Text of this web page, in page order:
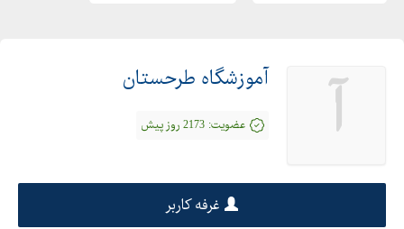
آ آموزشگاه طرحستان
عضویت: 2173 روز پیش
غرفه کاربر